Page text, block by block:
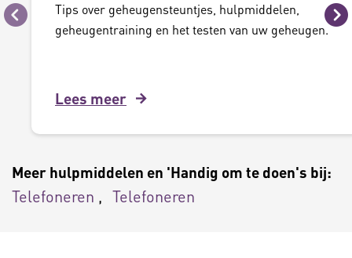
Vorige
Tips over geheugensteuntjes, hulpmiddelen,
geheugentraining en het testen van uw geheugen.
Lees meer
Meer hulpmiddelen en 'Handig om te doen's bij:
Telefoneren Telefoneren